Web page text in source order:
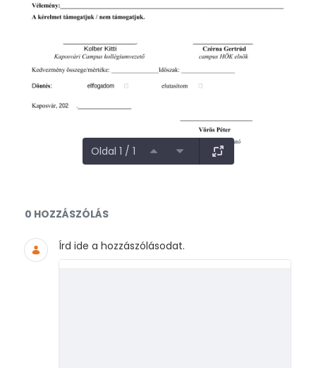
Oldal 1 / 1
Dokumentumok és médiafájlok
0 HOZZÁSZÓLÁS
Írd ide a hozzászólásodat.